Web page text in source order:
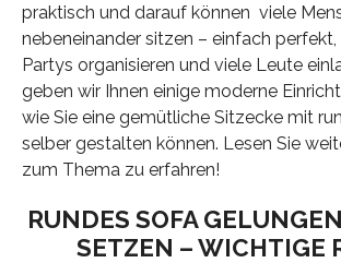
praktisch und darauf können viele
nebeneinander sitzen – einfach perfekt,
Partys organisieren und viele Leute
geben wir Ihnen einige moderne
wie Sie eine gemütliche Sitzecke mit
selber gestalten können. Lesen Sie
zum Thema zu erfahren!
RUNDES SOFA
SETZEN – WICHTIGE